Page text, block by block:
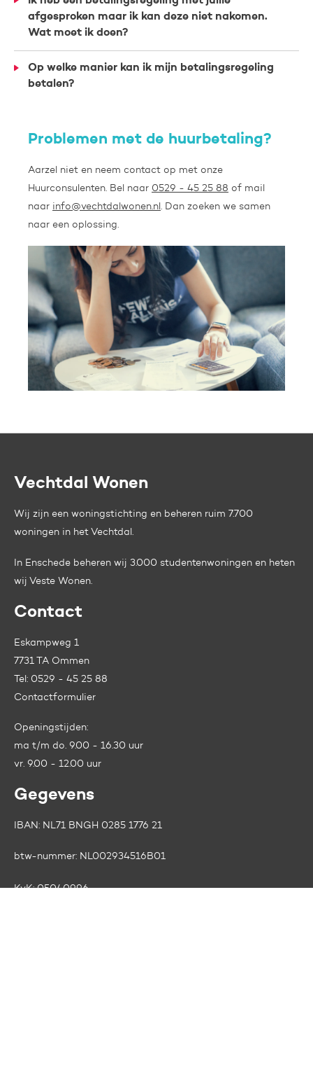
afgesproken maar ik kan deze niet nakomen.
Wat moet ik doen?
Op welke manier kan ik mijn betalingsregeling
betalen?
Problemen met de huurbetaling?
Aarzel niet en neem contact op met onze
Huurconsulenten. Bel naar 0529 - 45 25 88 of mail
naar info@vechtdalwonen.nl
. Dan zoeken we samen
naar een oplossing.
Contactinformatie
Vechtdal Wonen
Wij zijn een woningstichting en beheren ruim 7.700
woningen in het Vechtdal.
In Enschede beheren wij 3.000 studentenwoningen en heten
wij Veste Wonen.
Contact
Eskampweg 1
7731 TA Ommen
Tel: 0529 - 45 25 88
Contactformulier
Openingstijden:
ma t/m do. 9.00 - 16.30 uur
vr. 9.00 - 12.00 uur
Gegevens
IBAN: NL71 BNGH 0285 1776 21
btw-nummer: NL002934516B01
KvK: 05040996